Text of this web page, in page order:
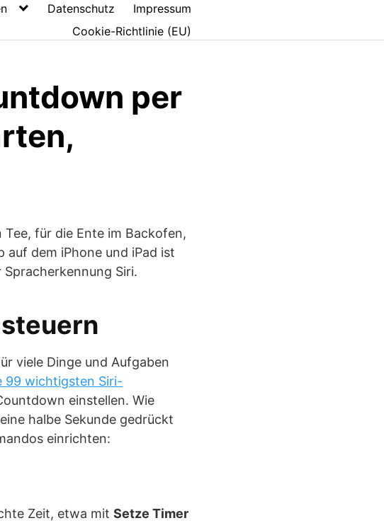
Datenschutz
Impressum
Cookie-Richtlinie (EU)
per
für die Ente im Backofen,
dem iPhone und iPad ist
Siri.
viele Dinge und Aufgaben
99 wichtigsten Siri-
einstellen. Wie
halbe Sekunde gedrückt
einrichten:
Zeit, etwa mit Setze Timer